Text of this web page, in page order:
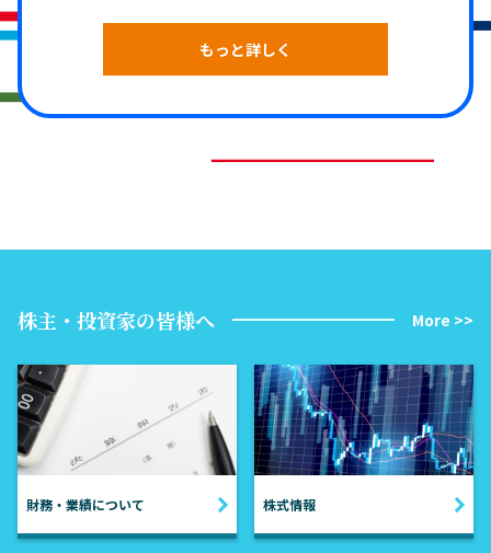
もっと詳しく
株主・投資家の皆様へ More >>
財務・業績について 株式情報